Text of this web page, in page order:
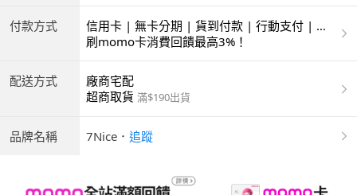
付款方式
信用卡 | 無卡分期 | 貨到付款 | 行動支付 | 超
商付款 | ATM | 銀聯卡 | 銀行帳戶付款
刷momo卡消費回饋最高3%！
配送方式
廠商宅配
超商取貨 滿$190出貨
品牌名稱 7Nice ． 追蹤